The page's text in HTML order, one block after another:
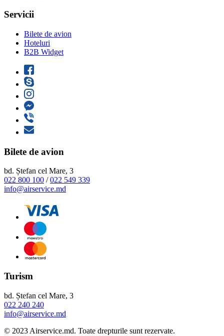
Servicii
Bilete de avion
Hoteluri
B2B Widget
Bilete de avion
bd. Ștefan cel Mare, 3
022 800 100 /022 549 339
info@airservice.md
Turism
bd. Ștefan cel Mare, 3
022 240 240
info@airservice.md
© 2023 Airservice.md. Toate drepturile sunt rezervate.